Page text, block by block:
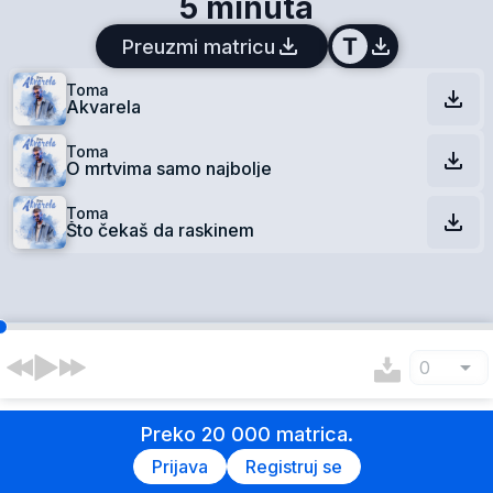
5 minuta
Preuzmi matricu
Toma
Akvarela
Toma
O mrtvima samo najbolje
Toma
Što čekaš da raskinem
0
Preko 20 000 matrica.
Prijava Registruj se